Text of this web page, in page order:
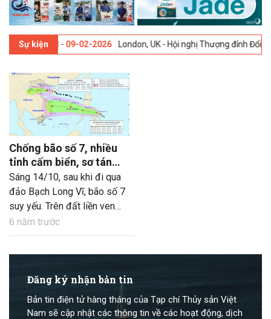
Sự kiện
thứ 13 -09-02-2026 London, UK - Hội nghị Thượng đỉnh Đổi mới
Chống bão số 7, nhiều
tỉnh cấm biển, sơ tán
hàng trăm nghìn người
Sáng 14/10, sau khi đi qua
đảo Bạch Long Vĩ, bão số 7
suy yếu. Trên đất liền ven
biển các tỉnh Bắc Bộ và Bắc
Trung Bộ gió mạnh cấp 6 –
6 năm trước
Đăng ký nhận bản tin
Bản tin điện tử hàng tháng của Tạp chí Thủy sản Việt
Nam sẽ cập nhật các thông tin về các hoạt động, dịch